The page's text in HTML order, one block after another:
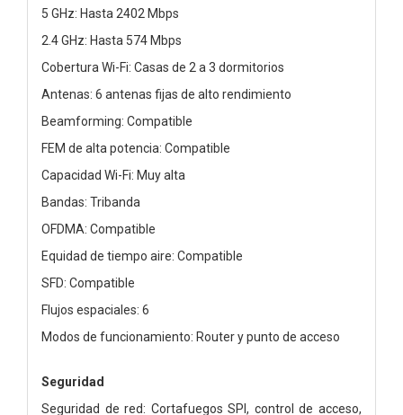
5 GHz: Hasta 2402 Mbps
2.4 GHz: Hasta 574 Mbps
Cobertura Wi-Fi: Casas de 2 a 3 dormitorios
Antenas: 6 antenas fijas de alto rendimiento
Beamforming: Compatible
FEM de alta potencia: Compatible
Capacidad Wi-Fi: Muy alta
Bandas: Tribanda
OFDMA: Compatible
Equidad de tiempo aire: Compatible
SFD: Compatible
Flujos espaciales: 6
Modos de funcionamiento: Router y punto de acceso
Seguridad
Seguridad de red: Cortafuegos SPI, control de acceso,